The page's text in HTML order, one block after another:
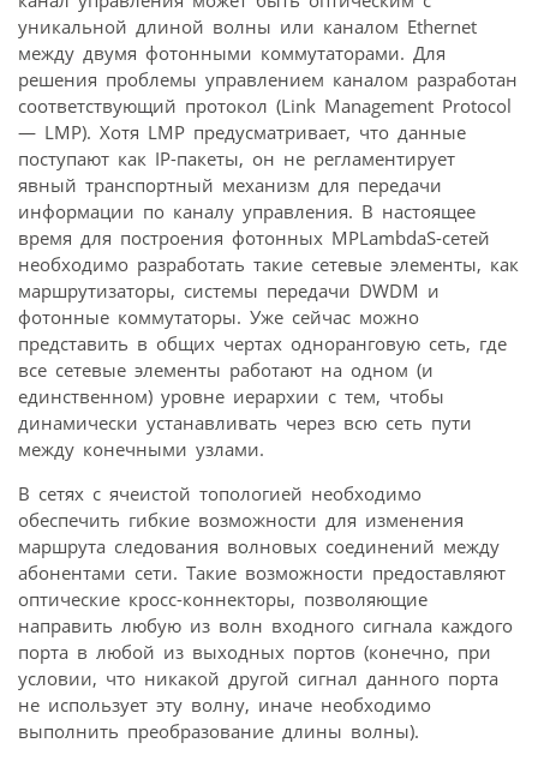
уникальной длиной волны или каналом Ethernet
между двумя фотонными коммутаторами. Для
решения проблемы управлением каналом разработан
соответствующий протокол (Link Management Protocol
— LMP). Хотя LMP предусматривает, что данные
поступают как IP-пакеты, он не регламентирует
явный транспортный механизм для передачи
информации по каналу управления. В настоящее
время для построения фотонных MPLambdaS-сетей
необходимо разработать такие сетевые элементы, как
маршрутизаторы, системы передачи DWDM и
фотонные коммутаторы. Уже сейчас можно
представить в общих чертах одноранговую сеть, где
все сетевые элементы работают на одном (и
единственном) уровне иерархии с тем, чтобы
динамически устанавливать через всю сеть пути
между конечными узлами.
В сетях с ячеистой топологией необходимо
обеспечить гибкие возможности для изменения
маршрута следования волновых соединений между
абонентами сети. Такие возможности предоставляют
оптические кросс-коннекторы, позволяющие
направить любую из волн входного сигнала каждого
порта в любой из выходных портов (конечно, при
условии, что никакой другой сигнал данного порта
не использует эту волну, иначе необходимо
выполнить преобразование длины волны).